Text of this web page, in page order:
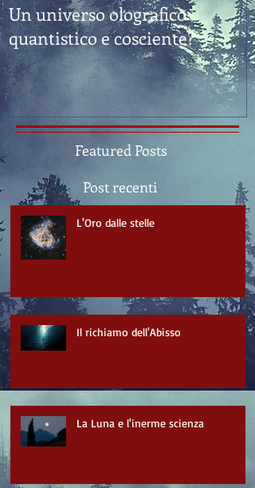
Un universo olografico
quantistico e cosciente?
Featured Posts
Post recenti
L'Oro dalle stelle
Il richiamo dell'Abisso
La Luna e l'inerme scienza